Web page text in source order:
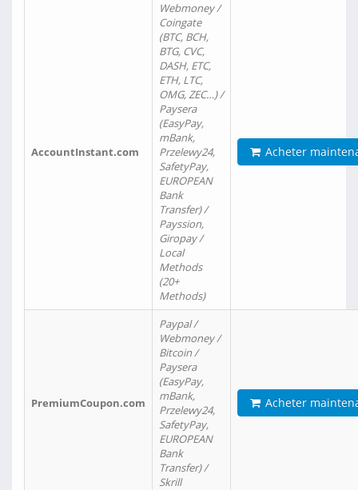
AccountInstant.com
Webmoney /
Coingate
(BTC, BCH,
BTG, CVC,
DASH, ETC,
ETH, LTC,
OMG, ZEC…) /
Paysera
(EasyPay,
mBank,
Przelewy24,
SafetyPay,
EUROPEAN
Bank
Transfer) /
Payssion,
Giropay /
Local
Methods
(20+
Methods)
Acheter
PremiumCoupon.com
Paypal /
Webmoney /
Bitcoin /
Paysera
(EasyPay,
mBank,
Przelewy24,
SafetyPay,
EUROPEAN
Bank
Transfer) /
Skrill
Acheter